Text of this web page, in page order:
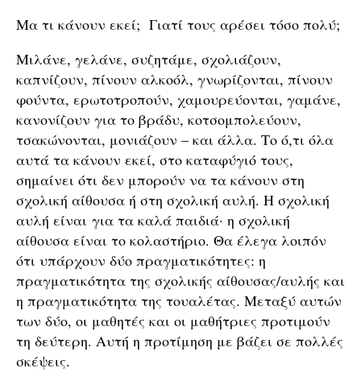
Μα τι κάνουν εκεί; Γιατί τους αρέσει τόσο πολύ;
Μιλάνε, γελάνε, συζητάμε, σχολιάζουν,
καπνίζουν, πίνουν αλκοόλ, γνωρίζονται, πίνουν
φούντα, ερωτοτροπούν, χαμουρεύονται, γαμάνε,
κανονίζουν για το βράδυ, κοτσομπολεύουν,
τσακώνονται, μονιάζουν – και άλλα. Το ό,τι όλα
αυτά τα κάνουν εκεί, στο καταφύγιό τους,
σημαίνει ότι δεν μπορούν να τα κάνουν στη
σχολική αίθουσα ή στη σχολική αυλή. Η σχολική
αυλή είναι για τα καλά παιδιά· η σχολική
αίθουσα είναι το κολαστήριο. Θα έλεγα λοιπόν
ότι υπάρχουν δύο πραγματικότητες: η
πραγματικότητα της σχολικής αίθουσας/αυλής και
η πραγματικότητα της τουαλέτας. Μεταξύ αυτών
των δύο, οι μαθητές και οι μαθήτριες προτιμούν
τη δεύτερη. Αυτή η προτίμηση με βάζει σε πολλές
σκέψεις.